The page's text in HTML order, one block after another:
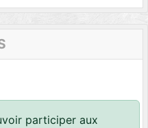
participer aux